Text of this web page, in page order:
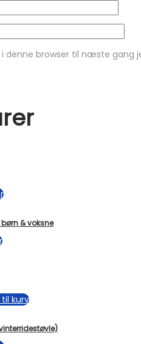
denne browser til næste gang
Dette
flere
varesiden
& voksne
Dette
Mulighederne
kan
på
kurv